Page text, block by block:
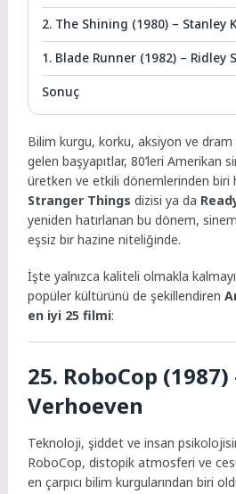
2. The Shining (1980) – Stanley
1. Blade Runner (1982) – Ridley
Sonuç
Bilim kurgu, korku, aksiyon ve dram
gelen başyapıtlar, 80’leri Amerikan
üretken ve etkili dönemlerinden biri
Stranger Things dizisi ya da
yeniden hatırlanan bu dönem,
eşsiz bir hazine niteliğinde.
İşte yalnızca kaliteli olmakla
popüler kültürünü de şekillendiren
en iyi 25 filmi:
25. RoboCop (1987)
Verhoeven
Teknoloji, şiddet ve insan
RoboCop, distopik atmosferi ve
en çarpıcı bilim kurgularından biri